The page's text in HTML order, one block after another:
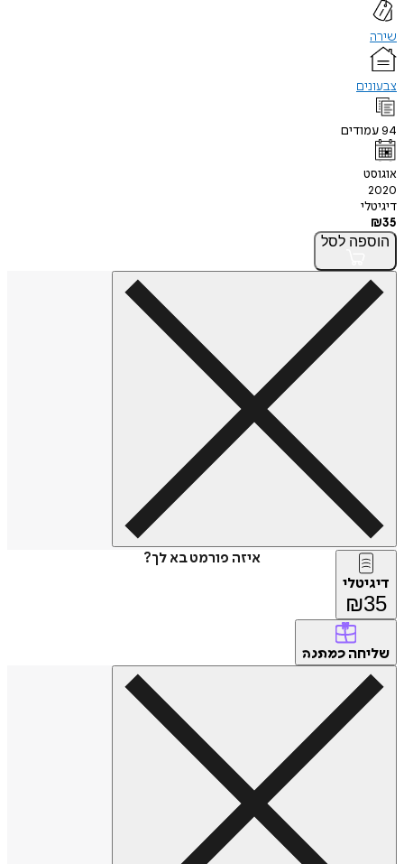
שירה
צבעונים
94עמודים
אוגוסט
2020
דיגיטלי
₪35
הוספה לסל
איזה פורמט בא לך?
דיגיטלי
₪35
שליחה כמתנה